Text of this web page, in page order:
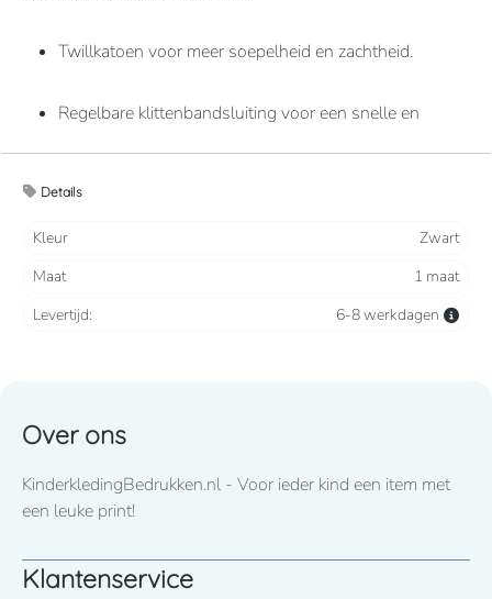
Twillkatoen voor meer soepelheid en zachtheid.
Regelbare klittenbandsluiting voor een snelle en
Hoofdomtrek: 53 cm.
Details
Kleur
Zwart
Maat
1 maat
Levertijd:
6-8 werkdagen
Over ons
KinderkledingBedrukken.nl - Voor ieder kind een item met
een leuke print!
Klantenservice